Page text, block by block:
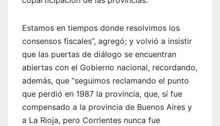
Estamos en tiempos donde resolvimos los
consensos fiscales”, agregó; y volvió a insistir
que las puertas de diálogo se encuentran
abiertas con el Gobierno nacional, recordando,
además, que “seguimos reclamando el punto
que perdió en 1987 la provincia, que, sí fue
compensado a la provincia de Buenos Aires y
a La Rioja, pero Corrientes nunca fue